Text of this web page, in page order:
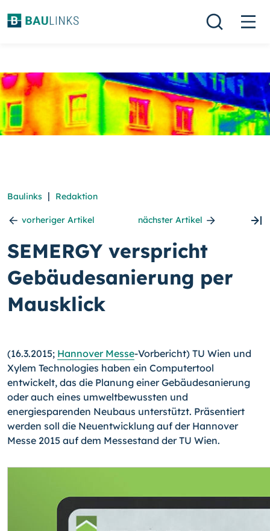
Baulinks | Redaktion
vorheriger Artikel nächster Artikel
SEMERGY verspricht
Gebäudesanierung per
Mausklick
(16.3.2015; Hannover Messe-Vorbericht) TU Wien und
Xylem Technologies haben ein Computertool
entwickelt, das die Planung einer Gebäudesanierung
oder auch eines umweltbewussten und
energiesparenden Neubaus unterstützt. Präsentiert
werden soll die Neuentwicklung auf der Hannover
Messe 2015 auf dem Messestand der TU Wien.